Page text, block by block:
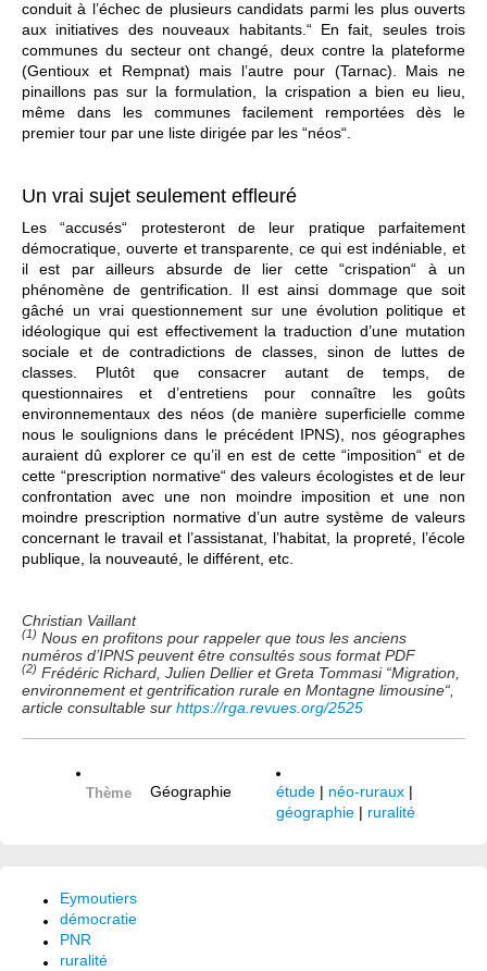
conduit à l’échec de plusieurs candidats parmi les plus ouverts
aux initiatives des nouveaux habitants.“ En fait, seules trois
communes du secteur ont changé, deux contre la plateforme
(Gentioux et Rempnat) mais l’autre pour (Tarnac). Mais ne
pinaillons pas sur la formulation, la crispation a bien eu lieu,
même dans les communes facilement remportées dès le
premier tour par une liste dirigée par les “néos“.
Un vrai sujet seulement effleuré
Les “accusés“ protesteront de leur pratique parfaitement
démocratique, ouverte et transparente, ce qui est indéniable, et
il est par ailleurs absurde de lier cette “crispation“ à un
phénomène de gentrification. Il est ainsi dommage que soit
gâché un vrai questionnement sur une évolution politique et
idéologique qui est effectivement la traduction d’une mutation
sociale et de contradictions de classes, sinon de luttes de
classes. Plutôt que consacrer autant de temps, de
questionnaires et d’entretiens pour connaître les goûts
environnementaux des néos (de manière superficielle comme
nous le soulignions dans le précédent IPNS), nos géographes
auraient dû explorer ce qu’il en est de cette “imposition“ et de
cette “prescription normative“ des valeurs écologistes et de leur
confrontation avec une non moindre imposition et une non
moindre prescription normative d’un autre système de valeurs
concernant le travail et l’assistanat, l’habitat, la propreté, l’école
publique, la nouveauté, le différent, etc.
Christian Vaillant
(1) Nous en profitons pour rappeler que tous les anciens
numéros d’IPNS peuvent être consultés sous format PDF
(2) Frédéric Richard, Julien Dellier et Greta Tommasi “Migration,
environnement et gentrification rurale en Montagne limousine“,
article consultable sur https://rga.revues.org/2525
Thème Géographie étude | néo-ruraux |
géographie | ruralité
Eymoutiers
démocratie
PNR
ruralité